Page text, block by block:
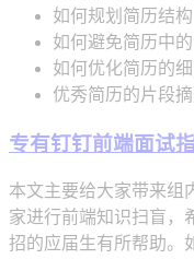
如何规划简历结构
如何避免简历中的
如何优化简历的
优秀简历的片段
专有钉钉前端面试
本文主要给大家带来组
家进行前端知识扫盲，
招的应届生有所帮助。